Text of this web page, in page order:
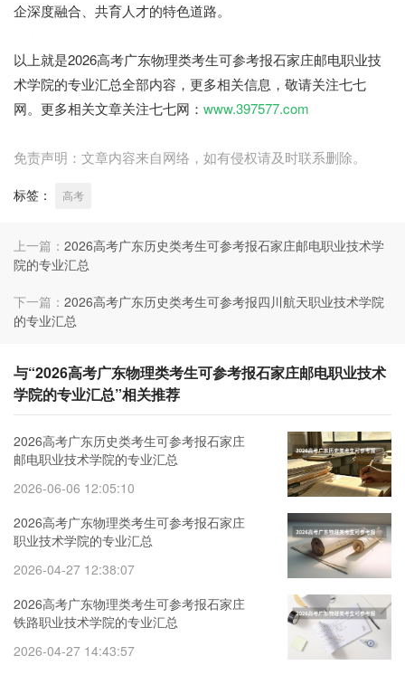
企深度融合、共育人才的特色道路。
以上就是2026高考广东物理类考生可参考报石家庄邮电职业技
术学院的专业汇总全部内容，更多相关信息，敬请关注七七
网。更多相关文章关注七七网： www.397577.com
免责声明：文章内容来自网络，如有侵权请及时联系删除。
标签： 高考
上一篇： 2026高考广东历史类考生可参考报石家庄邮电职业技术学
院的专业汇总
下一篇： 2026高考广东历史类考生可参考报四川航天职业技术学院
的专业汇总
与“2026高考广东物理类考生可参考报石家庄邮电职业技术
学院的专业汇总”相关推荐
2026高考广东历史类考生可参考报石家庄
邮电职业技术学院的专业汇总
2026-06-06 12:05:10
2026高考广东物理类考生可参考报石家庄
职业技术学院的专业汇总
2026-04-27 12:38:07
2026高考广东物理类考生可参考报石家庄
铁路职业技术学院的专业汇总
2026-04-27 14:43:57